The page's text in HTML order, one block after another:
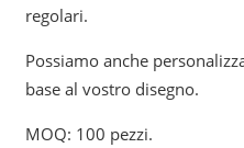
regolari.
Possiamo anche
base al vostro disegno.
MOQ: 100 pezzi.